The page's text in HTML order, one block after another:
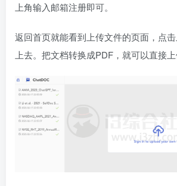
上角输入邮箱注册即可。
返回首页就能看到上传文件的页面，点
上去。把文档转换成PDF，就可以直接上